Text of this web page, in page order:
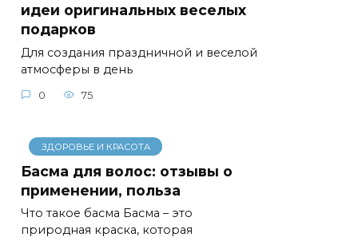
идеи оригинальных веселых
подарков
Для создания праздничной и веселой
атмосферы в день
0 75
ЗДОРОВЬЕ И КРАСОТА
Басма для волос: отзывы о
применении, польза
Что такое басма Басма – это
природная краска, которая